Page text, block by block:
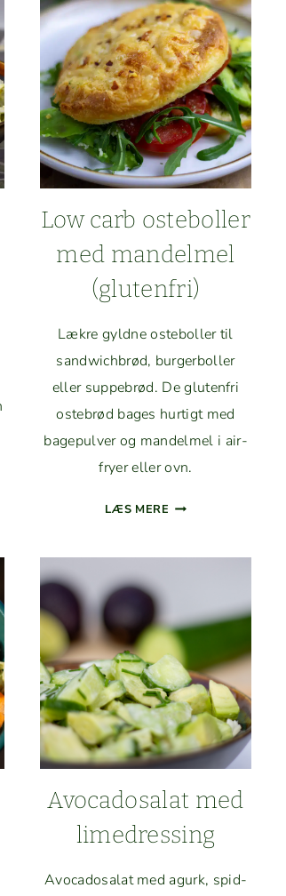
CA­
DO
OG
CITRON
Low carb oste­boller
med man­delmel
(gluten­fri)
Lækre gyldne oste­boller til
sand­wich­brød, burg­er­boller
eller sup­pe­brød. De gluten­fri
oste­brød bages hur­tigt med
bagepul­ver og man­delmel i air­
fry­er eller ovn.
LÆS MERE LOW
MAN­
DELMEL
(GLUTEN­
FRI)
Avo­ca­dos­alat med
limedressing
Avo­ca­dos­alat med agurk, spid­